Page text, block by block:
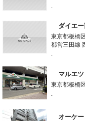
-
ダイエ
東京都板橋
都営三田線
-
マルエ
東京都板橋
-
オーケ